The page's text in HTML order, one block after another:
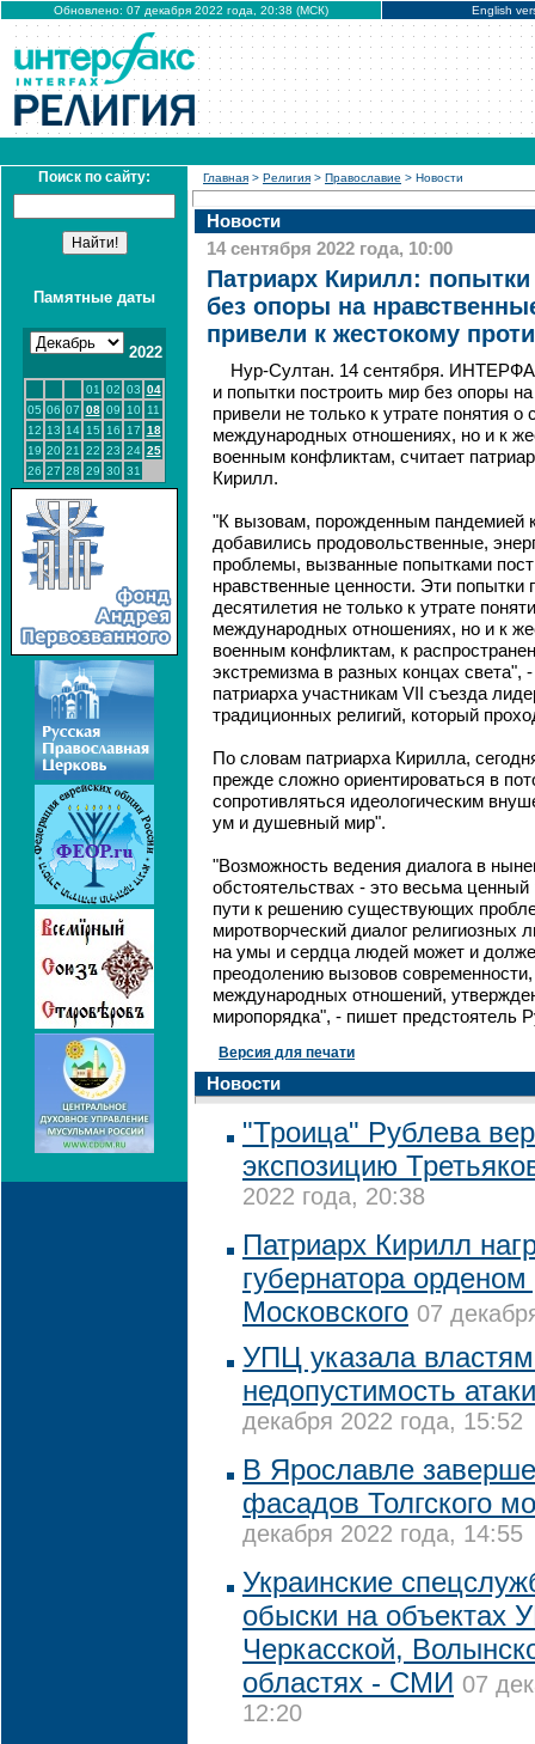
Обновлено: 07 декабря 2022 года, 20:38 (МСК) English
Поиск по сайту:
Памятные даты
2022
01 02 03 04
05 06 07 08 09 10
11
12 13 14 15 16 17 18
19 20 21 22 23 24 25
26 27 28 29 30 31
Главная > Религия > Православие > Новости
Новости
14 сентября 2022 года, 10:00
Патриарх Кирилл:
без опоры на
привели к жестокому
Нур-Султан. 14 сентября.
и попытки построить мир без опоры
привели не только к утрате понятия о
международных отношениях, но и к
военным конфликтам, считает
Кирилл.
"К вызовам, порожденным пандемией
добавились продовольственные,
проблемы, вызванные попытками
нравственные ценности. Эти попытки
десятилетия не только к утрате
международных отношениях, но и к
военным конфликтам, к
экстремизма в разных концах света",
патриарха участникам VII съезда
традиционных религий, который
По словам патриарха Кирилла,
прежде сложно ориентироваться в
сопротивляться идеологическим
ум и душевный мир".
"Возможность ведения диалога в
обстоятельствах - это весьма
пути к решению существующих
миротворческий диалог религиозных
на умы и сердца людей может и
преодолению вызовов
международных отношений,
миропорядка", - пишет предстоятель
Версия для печати
Новости
"Троица" Рублева
экспозицию
2022 года, 20:38
Патриарх Кирилл
губернатора
Московского 07
УПЦ указала
недопустимость
декабря 2022 года, 15:52
В Ярославле
фасадов Толгского
декабря 2022 года, 14:55
Украинские
обыски на объектах
Черкасской,
областях - СМИ 07
12:20